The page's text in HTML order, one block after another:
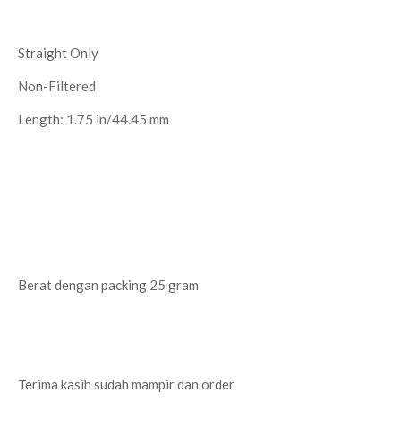
Straight Only
Non-Filtered
Length: 1.75 in/44.45 mm
Berat dengan packing 25 gram
Terima kasih sudah mampir dan order